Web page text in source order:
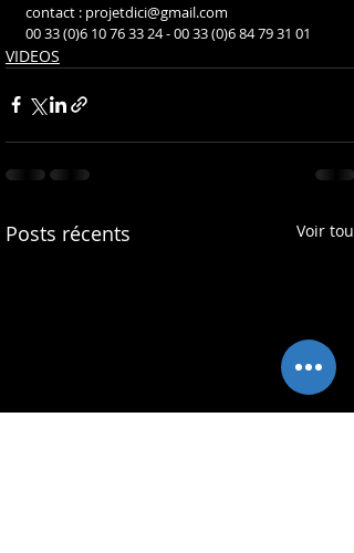
contact : projetdici@gmail.com
00 33 (0)6 10 76 33 24 - 00 33 (0)6 84 79 31 01
VIDEOS
Posts récents Voir tout